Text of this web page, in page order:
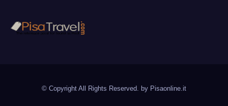
© Copyright All Rights Reserved. by Pisaonline.it